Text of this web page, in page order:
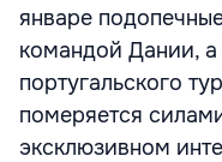
январе
командой Дании,
португальского
померяется
эксклюзивном